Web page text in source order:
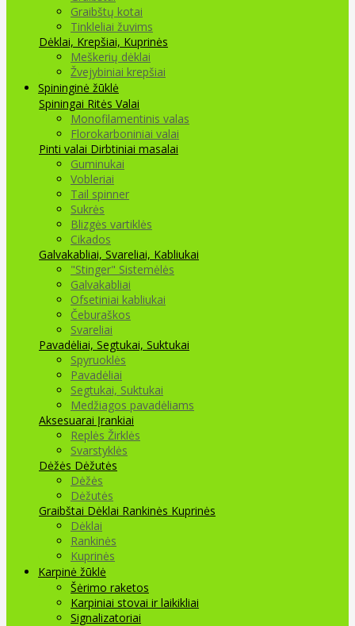
Graibštų kotai
Tinkleliai žuvims
Dėklai, Krepšiai, Kuprinės
Meškerių dėklai
Žvejybiniai krepšiai
Spininginė žūklė
Spiningai Ritės Valai
Monofilamentinis valas
Florokarboniniai valai
Pinti valai Dirbtiniai masalai
Guminukai
Vobleriai
Tail spinner
Sukrės
Blizgės vartiklės
Cikados
Galvakabliai, Svareliai, Kabliukai
"Stinger" Sistemėlės
Galvakabliai
Ofsetiniai kabliukai
Čeburaškos
Svareliai
Pavadėliai, Segtukai, Suktukai
Spyruoklės
Pavadėliai
Segtukai, Suktukai
Medžiagos pavadėliams
Aksesuarai Įrankiai
Replės Žirklės
Svarstyklės
Dėžės Dėžutės
Dėžės
Dėžutės
Graibštai Dėklai Rankinės Kuprinės
Dėklai
Rankinės
Kuprinės
Karpinė žūklė
Šėrimo raketos
Karpiniai stovai ir laikikliai
Signalizatoriai